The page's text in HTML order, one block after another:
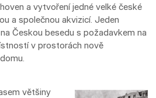
a vytvoření jedné velké české
a společnou akvizicí. Jeden
Českou besedu s požadavkem na
v prostorách nově
většiny